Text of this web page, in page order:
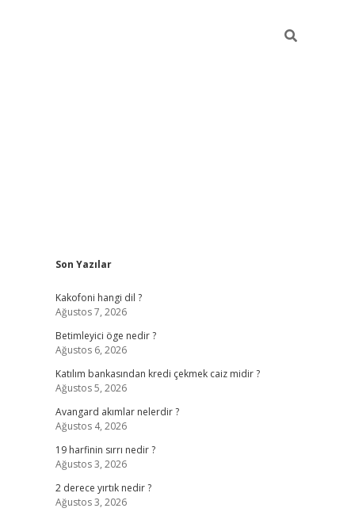
Sidebar
Son Yazılar
Kakofoni hangi dil ?
Ağustos 7, 2026
Betimleyici öge nedir ?
Ağustos 6, 2026
Katılım bankasından kredi çekmek caiz midir ?
Ağustos 5, 2026
Avangard akımlar nelerdir ?
Ağustos 4, 2026
19 harfinin sırrı nedir ?
Ağustos 3, 2026
2 derece yırtık nedir ?
Ağustos 3, 2026